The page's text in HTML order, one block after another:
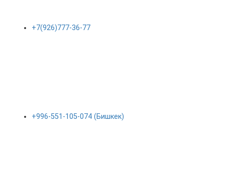
+7(926)777-36-77
+996-551-105-074 (Бишкек)